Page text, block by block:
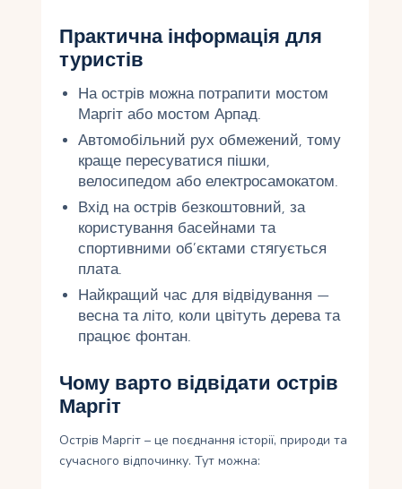
Практична інформація для
туристів
На острів можна потрапити мостом
Маргіт або мостом Арпад.
Автомобільний рух обмежений, тому
краще пересуватися пішки,
велосипедом або електросамокатом.
Вхід на острів безкоштовний, за
користування басейнами та
спортивними об’єктами стягується
плата.
Найкращий час для відвідування —
весна та літо, коли цвітуть дерева та
працює фонтан.
Чому варто відвідати острів
Маргіт
Острів Маргіт – це поєднання історії, природи та
сучасного відпочинку. Тут можна: